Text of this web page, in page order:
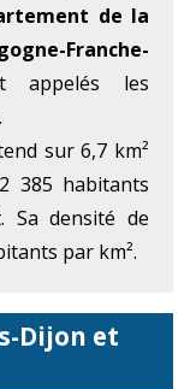
de la
Franche-
appelés les
sur 6,7 km²
385 habitants
Sa densité de
par km².
Dijon et